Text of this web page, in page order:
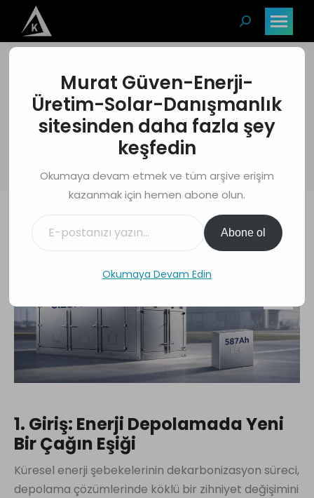
Search:
587Ah Pil Teknolojisi
ve BESS Pazarı
Blog Yazıları 587Ah Pil Teknolojisi ve BESS…
1. Giriş: Enerji Depolamada Yeni
Bir Çağın Eşiği
Küresel enerji şebekelerinin dekarbonizasyon süreci,
depolama çözümlerinde köklü bir zihniyet değişimini
Murat Güven-Enerji-
Üretim-Solar-Danışmanlık
sitesinden daha fazla şey
keşfedin
Okumaya devam etmek ve tüm arşive erişim
kazanmak için hemen abone olun.
Abone ol
Okumaya Devam Edin